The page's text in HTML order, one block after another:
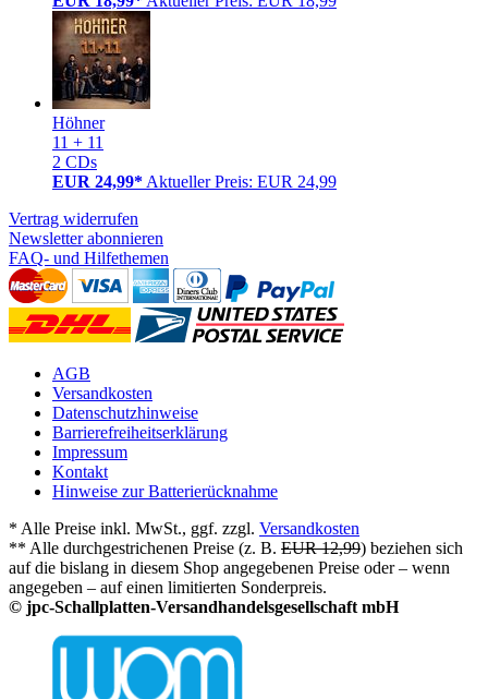
Höhner
11 + 11
2 CDs
EUR 24,99* Aktueller Preis: EUR 24,99
Vertrag widerrufen
Newsletter abonnieren
FAQ- und Hilfethemen
AGB
Versandkosten
Datenschutzhinweise
Barrierefreiheitserklärung
Impressum
Kontakt
Hinweise zur Batterierücknahme
* Alle Preise inkl. MwSt., ggf. zzgl. Versandkosten
** Alle durchgestrichenen Preise (z. B. EUR 12,99) beziehen sich
auf die bislang in diesem Shop angegebenen Preise oder – wenn
angegeben – auf einen limitierten Sonderpreis.
© jpc-Schallplatten-Versandhandelsgesellschaft mbH